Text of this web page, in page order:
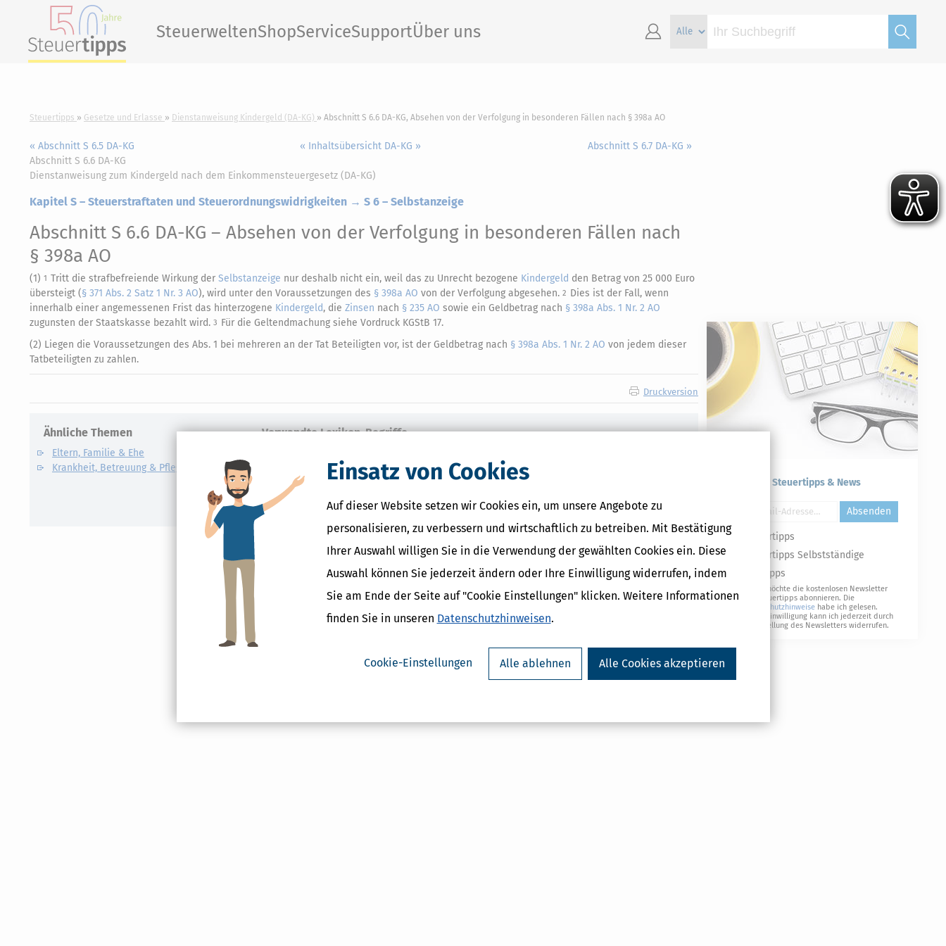
Einsatz von Cookies
Auf dieser Website setzen wir Cookies ein, um unsere Angebote zu
personalisieren, zu verbessern und wirtschaftlich zu betreiben. Mit Bestätigung
Ihrer Auswahl willigen Sie in die Verwendung der gewählten Cookies ein. Diese
Auswahl können Sie jederzeit ändern oder Ihre Einwilligung widerrufen, indem
Sie am Ende der Seite auf "Cookie Einstellungen" klicken. Weitere Informationen
finden Sie in unseren Datenschutzhinweisen.
Cookie-Einstellungen Alle ablehnen Alle Cookies akzeptieren
SteuerweltenShopServiceSupportÜber uns
Steuertipps Gesetze und Erlasse Dienstanweisung Kindergeld (DA-KG) Abschnitt S 6.6 DA-KG, Absehen von der Verfolgung in besonderen Fällen nach § 398a AO
« Abschnitt S 6.5 DA-KG « Inhaltsübersicht DA-KG »
Abschnitt S 6.7 DA-KG »
Abschnitt S 6.6 DA-KG
Dienstanweisung zum Kindergeld nach dem Einkommensteuergesetz (DA-KG)
Kapitel S – Steuerstraftaten und Steuerordnungswidrigkeiten → S 6 – Selbstanzeige
Abschnitt S 6.6 DA-KG – Absehen von der Verfolgung in besonderen Fällen nach
§ 398a AO
(1) 1 Tritt die strafbefreiende Wirkung der Selbstanzeige nur deshalb nicht ein, weil das zu Unrecht bezogene Kindergeld den Betrag von 25 000 Euro
übersteigt (§ 371 Abs. 2 Satz 1 Nr. 3 AO), wird unter den Voraussetzungen des § 398a AO von der Verfolgung abgesehen. 2 Dies ist der Fall, wenn
innerhalb einer angemessenen Frist das hinterzogene Kindergeld, die Zinsen nach § 235 AO sowie ein Geldbetrag nach § 398a Abs. 1 Nr. 2 AO
zugunsten der Staatskasse bezahlt wird. 3 Für die Geltendmachung siehe Vordruck KGStB 17.
(2) Liegen die Voraussetzungen des Abs. 1 bei mehreren an der Tat Beteiligten vor, ist der Geldbetrag nach § 398a Abs. 1 Nr. 2 AO von jedem dieser
Tatbeteiligten zu zahlen.
Druckversion
Ähnliche Themen
Eltern, Familie & Ehe
Krankheit, Betreuung & Pflege
Verwandte Lexikon-Begriffe
ElterngeldPlus
Unterhaltshöchstbetrag
Kindesunterhalt
Auslandskinder
Kostenlose Steuertipps & News
Absenden
Steuertipps
Steuertipps Selbstständige
Geldtipps
Ja, ich möchte die kostenlosen Newsletter
von Steuertipps abonnieren. Die
Datenschutzhinweise habe ich gelesen.
Meine Einwilligung kann ich jederzeit durch
Abbestellung des Newsletters widerrufen.